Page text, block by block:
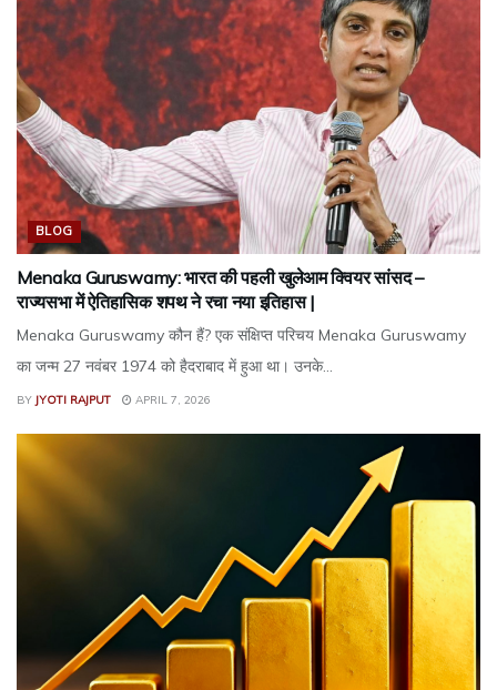
BLOG
Menaka Guruswamy: भारत की पहली खुलेआम क्वियर सांसद –
राज्यसभा में ऐतिहासिक शपथ ने रचा नया इतिहास |
Menaka Guruswamy कौन हैं? एक संक्षिप्त परिचय Menaka Guruswamy
का जन्म 27 नवंबर 1974 को हैदराबाद में हुआ था। उनके...
BY JYOTI RAJPUT APRIL 7, 2026